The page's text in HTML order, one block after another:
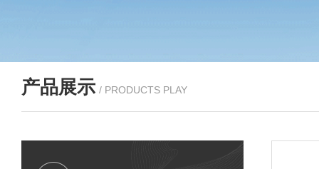
产品展示 / PRODUCTS PLAY